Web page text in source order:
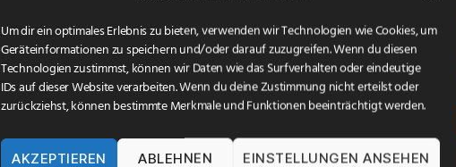
Um dir ein optimales Erlebnis zu bieten, verwenden wir Technologien wie Cookies, um
Geräteinformationen zu speichern und/oder darauf zuzugreifen. Wenn du diesen
Technologien zustimmst, können wir Daten wie das Surfverhalten oder eindeutige
IDs auf dieser Website verarbeiten. Wenn du deine Zustimmung nicht erteilst oder
zurückziehst, können bestimmte Merkmale und Funktionen beeinträchtigt werden.
AKZEPTIEREN ABLEHNEN EINSTELLUNGEN ANSEHEN